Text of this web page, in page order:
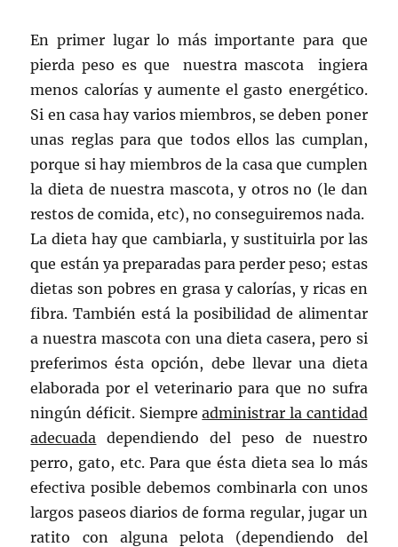
En primer lugar lo más importante para que
pierda peso es que nuestra mascota ingiera
menos calorías y aumente el gasto energético.
Si en casa hay varios miembros, se deben poner
unas reglas para que todos ellos las cumplan,
porque si hay miembros de la casa que cumplen
la dieta de nuestra mascota, y otros no (le dan
restos de comida, etc), no conseguiremos nada.
La dieta hay que cambiarla, y sustituirla por las
que están ya preparadas para perder peso; estas
dietas son pobres en grasa y calorías, y ricas en
fibra. También está la posibilidad de alimentar
a nuestra mascota con una dieta casera, pero si
preferimos ésta opción, debe llevar una dieta
elaborada por el veterinario para que no sufra
ningún déficit. Siempreadministrar la cantidad
adecuada dependiendo del peso de nuestro
perro, gato, etc. Para que ésta dieta sea lo más
efectiva posible debemos combinarla con unos
largos paseos diarios de forma regular, jugar un
ratito con alguna pelota (dependiendo del